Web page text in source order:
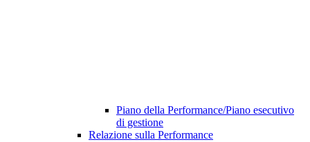
Piano della Performance/Piano esecutivo
di gestione
Relazione sulla Performance